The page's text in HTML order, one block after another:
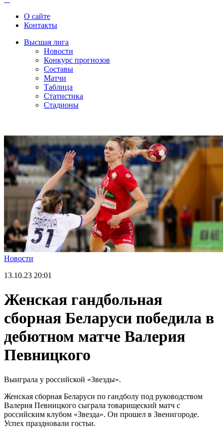
О сайте
Контакты
Высшая лига
Новости
Конкурс прогнозов
Составы
Матчи
Таблица
Статистика
Стадионы
Новости
13.10.23 20:01
Женская гандбольная
сборная Беларуси победила в
дебютном матче Валерия
Певницкого
Выиграла у российской «Звезды».
Женская сборная Беларуси по гандболу под руководством
Валерия Певницкого сыграла товарищеский матч с
российским клубом «Звезда». Он прошел в Звенигороде.
Успех праздновали гостьи.